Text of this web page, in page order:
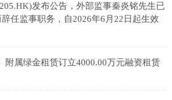
发布公告，外部监事秦炎铭先生已
任监事职务，自2026年6月22日起生效
附属绿金租赁订立4000.00万元融资租赁